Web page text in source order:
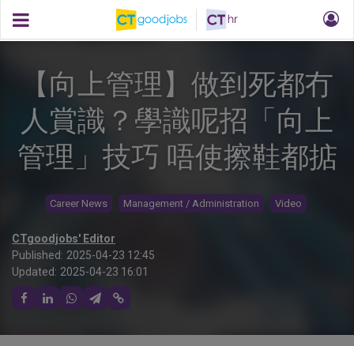
【向上管理】做到死都冇
人賞識？學識呢招「向上
管理」技巧 唔使擦鞋都掂
Career News Management / Administration Video
CTgoodjobs' Editor
Published: 2025-04-23 12:45
Updated: 2025-04-23 16:01